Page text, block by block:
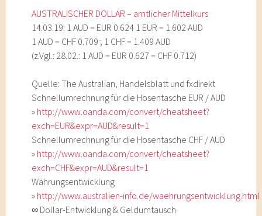
AUSTRALISCHER DOLLAR – amtlicher Mittelkurs
14.03.19: 1 AUD = EUR 0.624 1 EUR = 1.602 AUD
1 AUD = CHF 0.709 ; 1 CHF = 1.409 AUD
(z.Vgl.: 28.02.: 1 AUD = EUR 0.627 = CHF 0.712)
Quelle: The Australian, Handelsblatt und fxdirekt
Schnellumrechnung für die Hosentasche EUR / AUD
» http://www.oanda.com/convert/cheatsheet?
exch=EUR&expr=AUD&result=1
Schnellumrechnung für die Hosentasche CHF / AUD
» http://www.oanda.com/convert/cheatsheet?
exch=CHF&expr=AUD&result=1
Währungsentwicklung
» http://www.australien-info.de/waehrungsentwicklung.html
∞ Dollar-Entwicklung & Geldumtausch